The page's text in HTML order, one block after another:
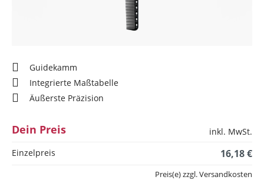
Guidekamm
Integrierte Maßtabelle
Äußerste Präzision
Dein Preis
inkl. MwSt.
Einzelpreis
16,18 €
Preis(e) zzgl. Versandkosten